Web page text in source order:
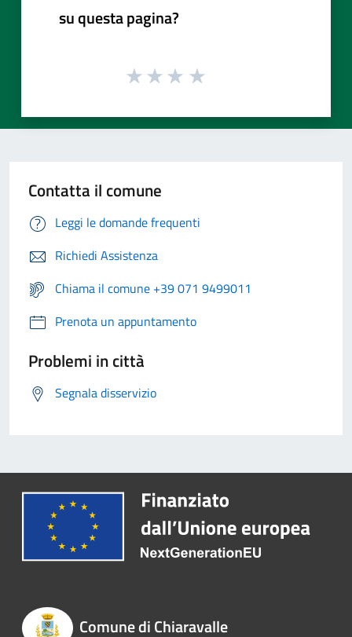
su questa pagina?
Contatta il comune
Leggi le domande frequenti
Richiedi Assistenza
Chiama il comune +39 071 9499011
Prenota un appuntamento
Problemi in città
Segnala disservizio
Comune di Chiaravalle